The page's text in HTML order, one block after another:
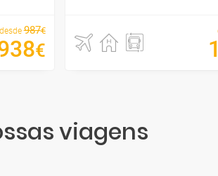
desde 987€
€
viagens